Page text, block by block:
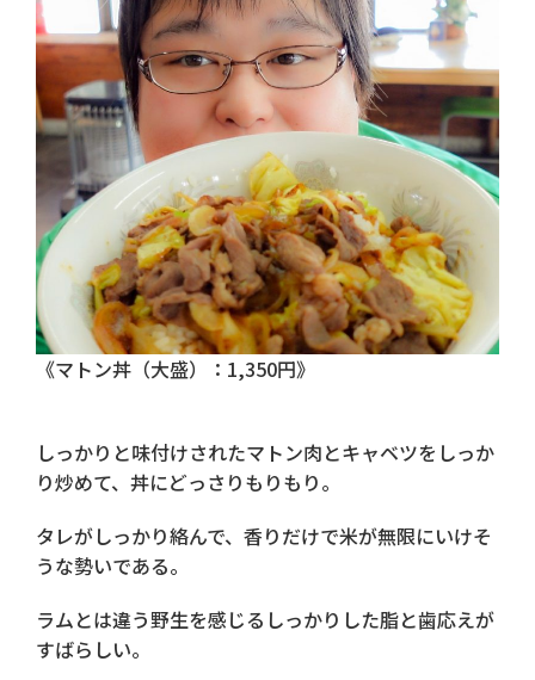
《マトン丼（大盛）：1,350円》
しっかりと味付けされたマトン肉とキャベツをしっか
り炒めて、丼にどっさりもりもり。
タレがしっかり絡んで、香りだけで米が無限にいけそ
うな勢いである。
ラムとは違う野生を感じるしっかりした脂と歯応えが
すばらしい。